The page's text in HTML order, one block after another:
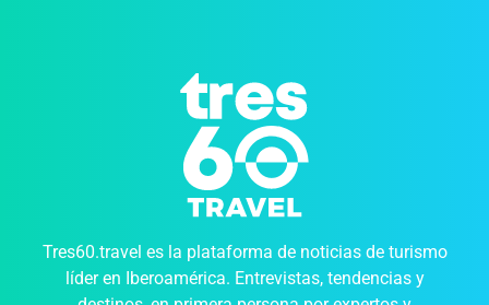
Tres60.travel es la plataforma de noticias de turismo
líder en Iberoamérica. Entrevistas, tendencias y